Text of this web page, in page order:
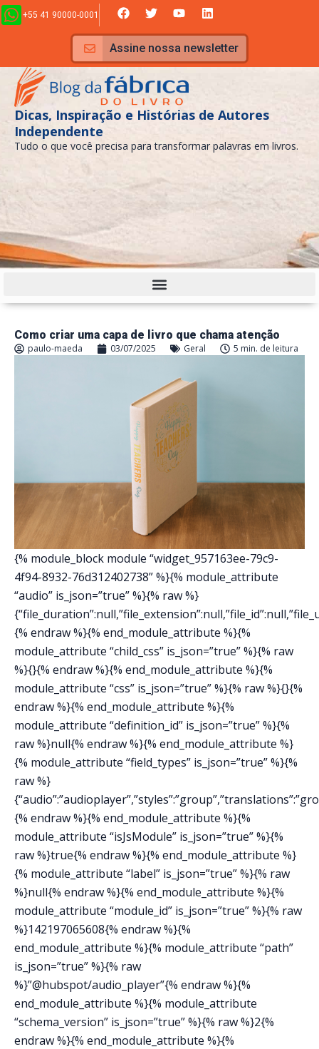
Ir
para
conteúdo
+55 41 90000-0001 F
a
c
e
b
o
o
k
T
w
i
t
t
e
r
Y
o
u
t
u
b
e
L
i
n
k
e
d
Assine nossa newsletter
Dicas, Inspiração e Histórias de Autores
Independente
Tudo o que você precisa para transformar palavras em livros.
Como criar uma capa de livro que chama atenção
paulo-maeda 03/07/2025 Geral 5 min. de leitura
{% module_block module “widget_957163ee-79c9-
4f94-8932-76d312402738” %}{% module_attribute
“audio” is_json=”true” %}{% raw %}
{% endraw %}{% end_module_attribute %}{%
module_attribute “child_css” is_json=”true” %}{% raw
%}{}{% endraw %}{% end_module_attribute %}{%
module_attribute “css” is_json=”true” %}{% raw %}{}{%
endraw %}{% end_module_attribute %}{%
module_attribute “definition_id” is_json=”true” %}{%
raw %}null{% endraw %}{% end_module_attribute %}
{% module_attribute “field_types” is_json=”true” %}{%
raw %}
{% endraw %}{% end_module_attribute %}{%
module_attribute “isJsModule” is_json=”true” %}{%
raw %}true{% endraw %}{% end_module_attribute %}
{% module_attribute “label” is_json=”true” %}{% raw
%}null{% endraw %}{% end_module_attribute %}{%
module_attribute “module_id” is_json=”true” %}{% raw
%}142197065608{% endraw %}{%
end_module_attribute %}{% module_attribute “path”
is_json=”true” %}{% raw
%}”@hubspot/audio_player”{% endraw %}{%
end_module_attribute %}{% module_attribute
“schema_version” is_json=”true” %}{% raw %}2{%
endraw %}{% end_module_attribute %}{%